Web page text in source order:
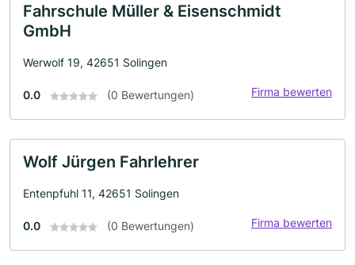
Fahrschule Müller & Eisenschmidt
GmbH
Werwolf 19, 42651 Solingen
0.0 (0 Bewertungen) Firma bewerten
Wolf Jürgen Fahrlehrer
Entenpfuhl 11, 42651 Solingen
0.0 (0 Bewertungen) Firma bewerten